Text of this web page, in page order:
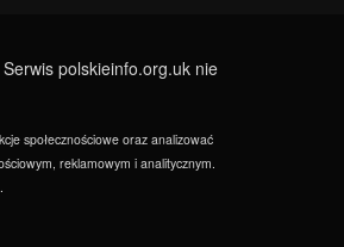
Serwis polskieinfo.org.uk nie
społecznościowe oraz analizować
reklamowym i analitycznym.